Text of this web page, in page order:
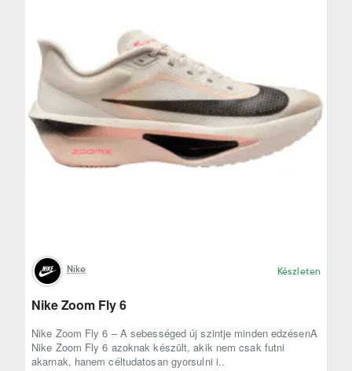
Nike Készleten
Nike Zoom Fly 6
Nike Zoom Fly 6 – A sebességed új szintje minden edzésenA
Nike Zoom Fly 6 azoknak készült, akik nem csak futni
akarnak, hanem céltudatosan gyorsulni i..